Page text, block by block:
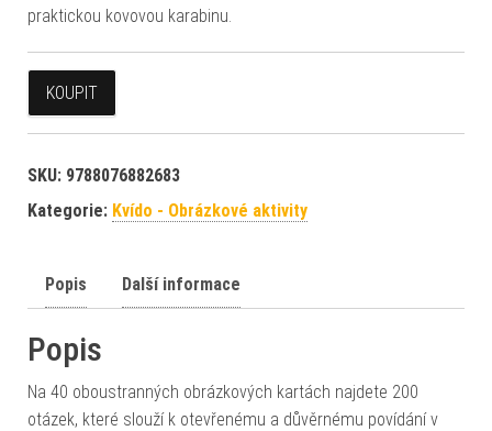
praktickou kovovou karabinu.
KOUPIT
SKU: 9788076882683
Kategorie: Kvído - Obrázkové aktivity
Popis Další informace
Popis
Na 40 oboustranných obrázkových kartách najdete 200
otázek, které slouží k otevřenému a důvěrnému povídání v